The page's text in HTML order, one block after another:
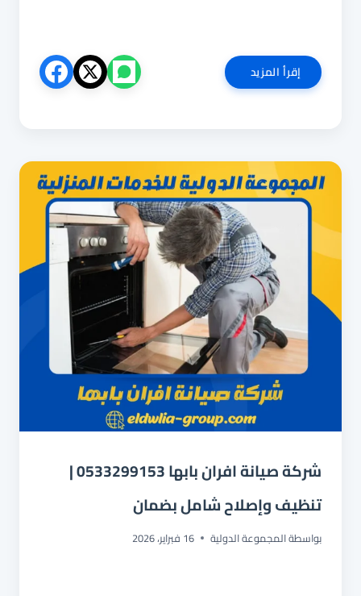
إقرأ المزيدشركة
صيانة
المجموعة
الدولية
شركة صيانة افران بابها 0533299153 |
تنظيف وإصلاح شامل بضمان
بواسطةالمجموعة الدولية 16 فبراير، 2026